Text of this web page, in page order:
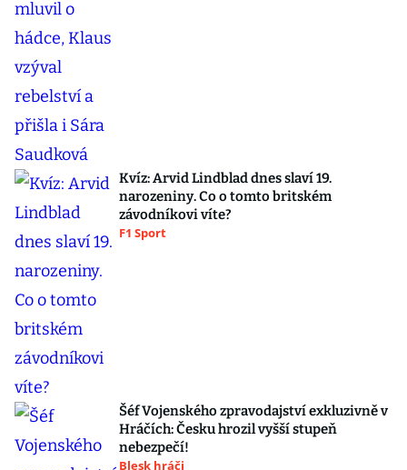
Kvíz: Arvid Lindblad dnes slaví 19.
narozeniny. Co o tomto britském
závodníkovi víte?
F1 Sport
Šéf Vojenského zpravodajství exkluzivně v
Hráčích: Česku hrozil vyšší stupeň
nebezpečí!
Blesk hráči